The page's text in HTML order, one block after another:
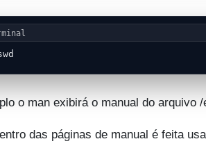
o man exibirá o manual do arquivo
das páginas de manual é feita